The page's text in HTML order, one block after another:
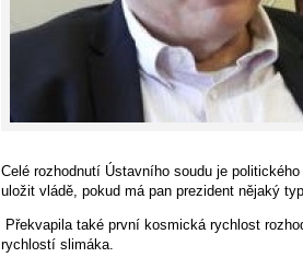
Celé rozhodnutí Ústavního soudu je
uložit vládě, pokud má pan prezident nějaký
Překvapila také první kosmická rychlost
rychlostí slimáka.